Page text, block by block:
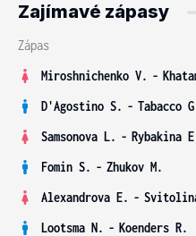
Zajímavé zápasy
Zápas
Miroshnichenko V. -
D'Agostino S. - Tabacco
Samsonova L. - Rybakina
Fomin S. - Zhukov M.
Alexandrova E. -
Lootsma N. - Koenders R.